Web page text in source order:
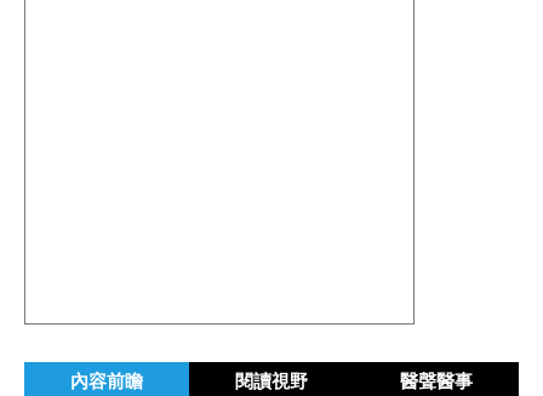
內容前瞻 閱讀視野 醫聲醫事